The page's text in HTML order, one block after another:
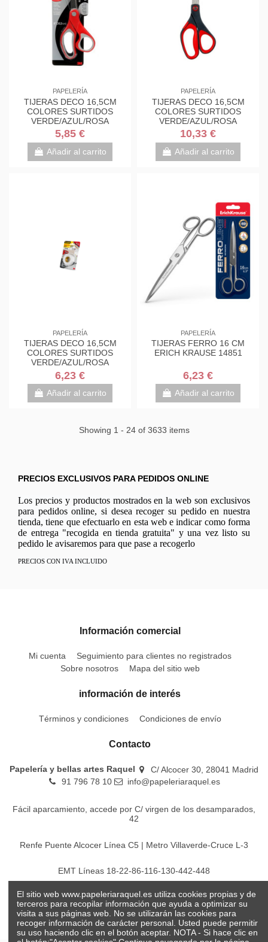
PAPELERÍA
TIJERAS DECO 16,5CM
COLORES SURTIDOS
VERDE/AZUL/ROSA
1561DS-M SCOTH
7000034004
5,85 €
Añadir al carrito
PAPELERÍA
TIJERAS DECO 16,5CM
COLORES SURTIDOS
VERDE/AZUL/ROSA
1561DS-M SCOTH
7000034004
10,33 €
Añadir al carrito
PAPELERÍA
TIJERAS DECO 16,5CM
COLORES SURTIDOS
VERDE/AZUL/ROSA
1561DS-M SCOTH
7000034004
6,23 €
Añadir al carrito
PAPELERÍA
TIJERAS FERRO 16 CM
ERICH KRAUSE 14851
6,23 €
Añadir al carrito
Showing 1 - 24 of 3633 items
PRECIOS EXCLUSIVOS PARA PEDIDOS ONLINE
Los precios y productos mostrados en la web son exclusivos
para pedidos online, si desea recoger su pedido en nuestra
tienda, tiene que efectuarlo en esta web e indicar como forma
de entrega "recogida en tienda gratuita" y una vez listo su
pedido le avisaremos para que pase a recogerlo
PRECIOS CON IVA INCLUIDO
Información comercial
Mi cuenta
Seguimiento para clientes no registrados
Sobre nosotros
Mapa del sitio web
información de interés
Términos y condiciones Condiciones de envío
Contacto
Papelería y bellas artes Raquel
C/ Alcocer 30, 28041 Madrid
91 796 78 10
info@papeleriaraquel.es
Fácil aparcamiento, accede por C/ virgen de los desamparados,
42
Renfe Puente Alcocer Línea C5 | Metro Villaverde-Cruce L-3
EMT Líneas 18-22-86-116-130-442-448
Todos los precios son indicados con impuestos incluidos
El sitio web www.papeleriaraquel.es utiliza cookies propias y de
terceros para recopilar información que ayuda a optimizar su
visita a sus páginas web. No se utilizarán las cookies para
recoger información de carácter personal. Usted puede permitir
su uso haciendo clic en el botón aceptar. NOTA - Si hace clic en